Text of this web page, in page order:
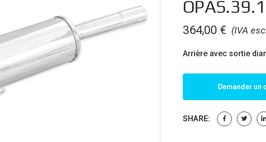
(IVA
364,00 €
Arrière avec sortie
Demander un
SHARE: